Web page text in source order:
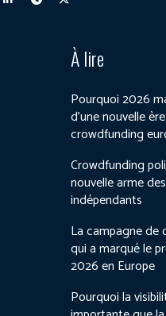
À lire
Pourquoi 2026
d’une nouvelle
crowdfunding
Crowdfunding
nouvelle arme
indépendants
La campagne de
qui a marqué le
2026 en Europe
Pourquoi la